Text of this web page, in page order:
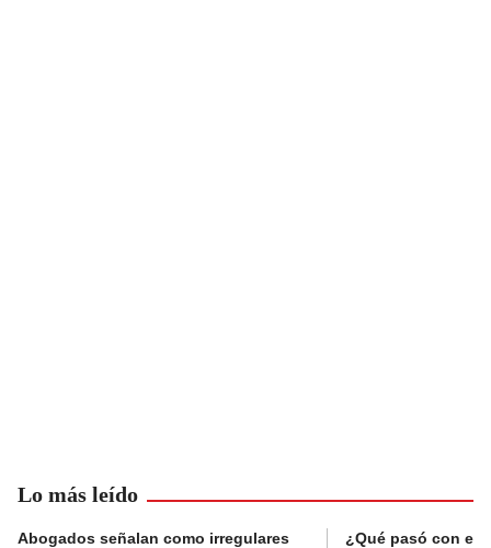
Lo más leído
Abogados señalan como irregulares
¿Qué pasó con el